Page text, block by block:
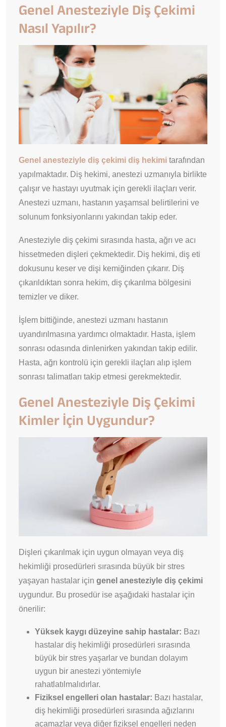
Genel Anesteziyle Diş Çekimi
Nasıl Yapılır?
Genel anesteziyle diş çekimi diş hekimi tarafından
yapılmaktadır. Diş hekimi, anestezi uzmanıyla birlikte
çalışır ve hastayı uyutmak için gerekli ilaçları verir.
Anestezi uzmanı, hastanın yaşamsal belirtilerini ve
solunum fonksiyonlarını yakından takip eder.
Anesteziyle diş çekimi sırasında hasta, ağrı ve acı
hissetmeden dişleri çekmektedir. Diş hekimi, diş eti
dokusunu keser ve dişi kemiğinden çıkarır. Diş
çıkarıldıktan sonra hekim, diş çıkarılma bölgesini
temizler ve diker.
İşlem bittiğinde, anestezi uzmanı hastanın
uyandırılmasına yardımcı olmaktadır. Hasta, işlem
sonrası odasında dinlenirken yakından takip edilir.
Hasta, ağrı kontrolü için gerekli ilaçları alıp işlem
sonrası talimatları takip etmesi gerekmektedir.
Genel Anesteziyle Diş Çekimi
Kimler İçin Uygundur?
Dişleri çıkarılmak için uygun olmayan veya diş
hekimliği prosedürleri sırasında büyük bir stres
yaşayan hastalar için genel anesteziyle diş çekimi
uygundur. Bu prosedür ise aşağıdaki hastalar için
önerilir:
Yüksek kaygı düzeyine sahip hastalar: Bazı
hastalar diş hekimliği prosedürleri sırasında
büyük bir stres yaşarlar ve bundan dolayım
uygun bir anestezi yöntemiyle
rahatlatılmalıdırlar.
Fiziksel engelleri olan hastalar: Bazı hastalar,
diş hekimliği prosedürleri sırasında ağızlarını
açamazlar veya diğer fiziksel engelleri neden